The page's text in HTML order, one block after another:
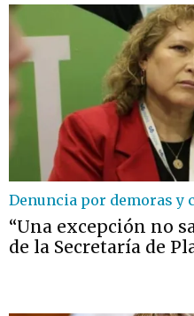
Denuncia por demoras y
“Una excepción no
de la Secretaría de